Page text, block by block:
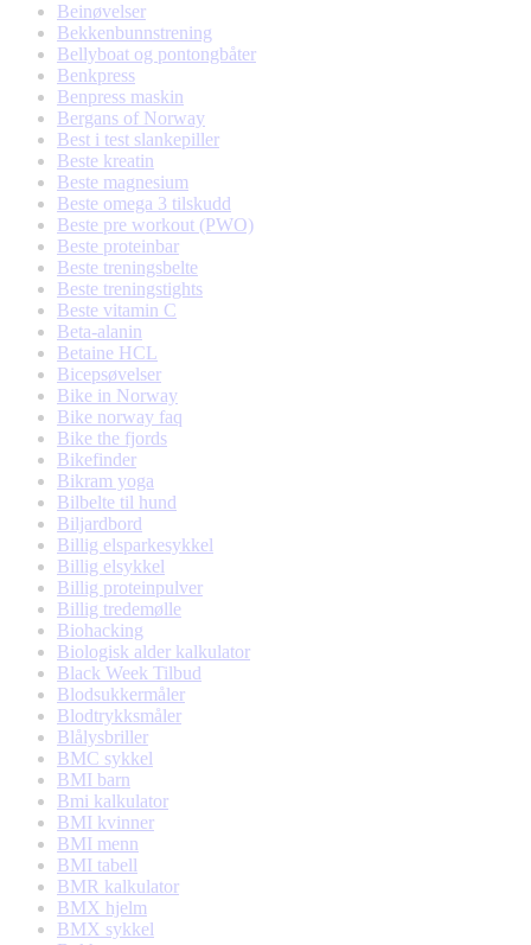
Beinøvelser
Bekkenbunnstrening
Bellyboat og pontongbåter
Benkpress
Benpress maskin
Bergans of Norway
Best i test slankepiller
Beste kreatin
Beste magnesium
Beste omega 3 tilskudd
Beste pre workout (PWO)
Beste proteinbar
Beste treningsbelte
Beste treningstights
Beste vitamin C
Beta-alanin
Betaine HCL
Bicepsøvelser
Bike in Norway
Bike norway faq
Bike the fjords
Bikefinder
Bikram yoga
Bilbelte til hund
Biljardbord
Billig elsparkesykkel
Billig elsykkel
Billig proteinpulver
Billig tredemølle
Biohacking
Biologisk alder kalkulator
Black Week Tilbud
Blodsukkermåler
Blodtrykksmåler
Blålysbriller
BMC sykkel
BMI barn
Bmi kalkulator
BMI kvinner
BMI menn
BMI tabell
BMR kalkulator
BMX hjelm
BMX sykkel